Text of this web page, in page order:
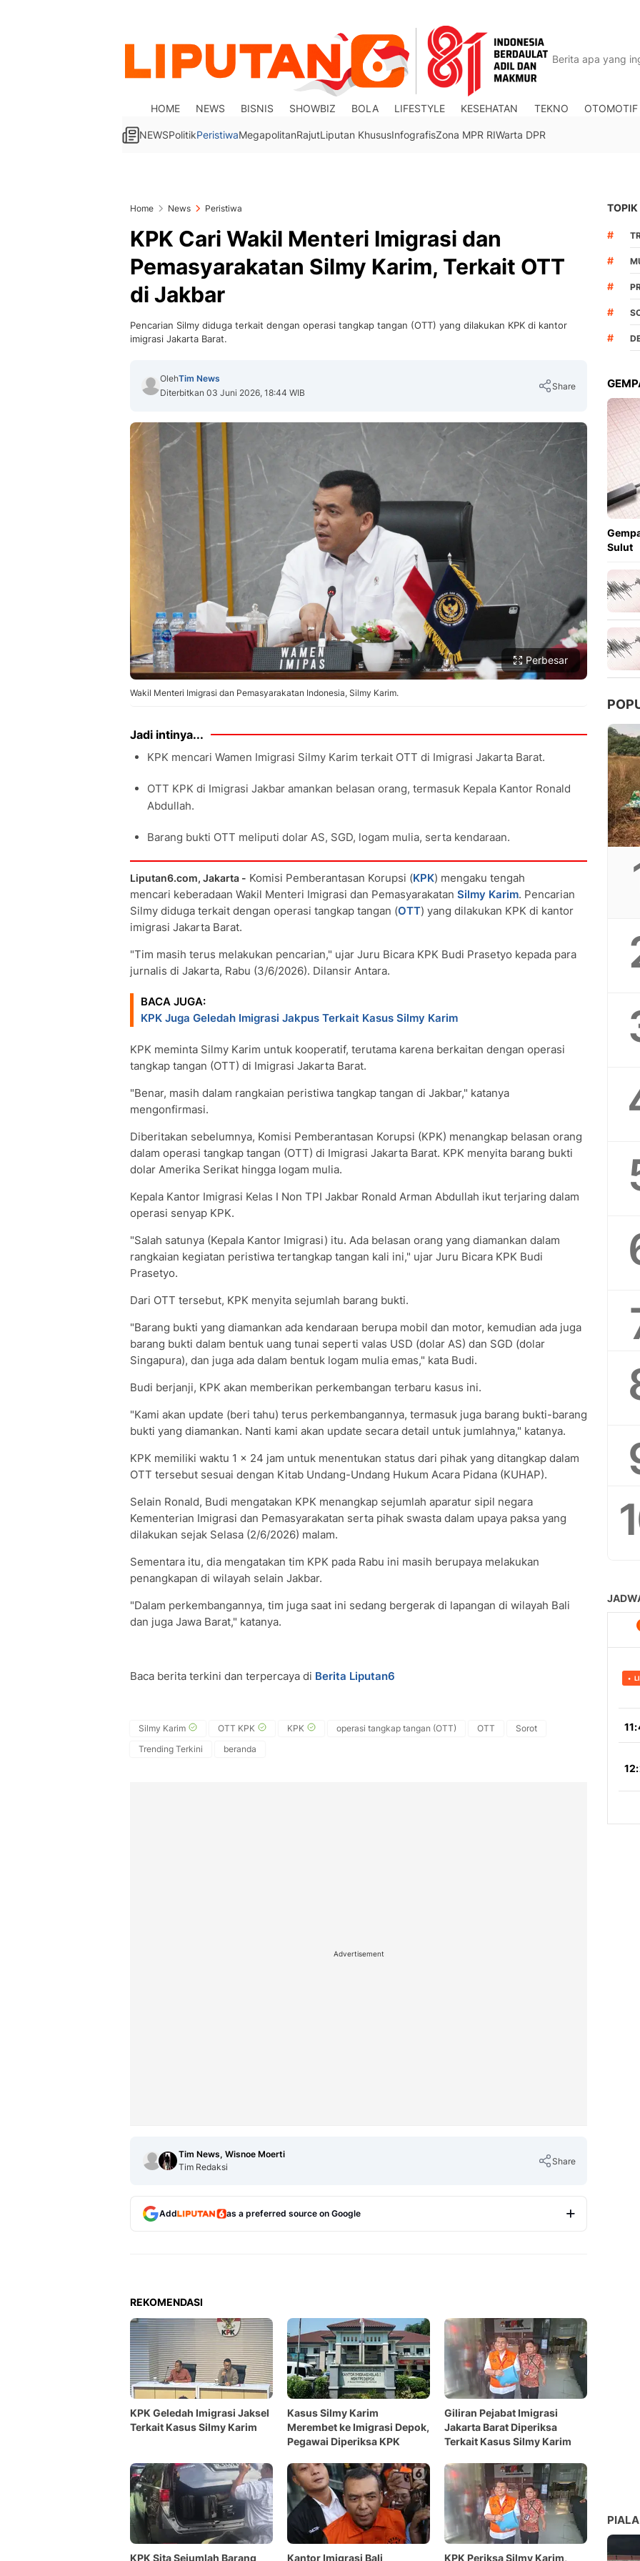
HOME NEWS BISNIS SHOWBIZ BOLA LIFESTYLE KESEHATAN TEKNO OTOMOTIF
NEWSPolitikPeristiwaMegapolitanRajutLiputan KhususInfografisZona MPR RIWarta DPR
Home News Peristiwa
KPK Cari Wakil Menteri Imigrasi dan
Pemasyarakatan Silmy Karim, Terkait OTT
di Jakbar
Pencarian Silmy diduga terkait dengan operasi tangkap tangan (OTT) yang dilakukan KPK di kantor
imigrasi Jakarta Barat.
OlehTim News
Diterbitkan 03 Juni 2026, 18:44 WIB
Share
Perbesar
Wakil Menteri Imigrasi dan Pemasyarakatan Indonesia, Silmy Karim.
Jadi intinya...
KPK mencari Wamen Imigrasi Silmy Karim terkait OTT di Imigrasi Jakarta Barat.
OTT KPK di Imigrasi Jakbar amankan belasan orang, termasuk Kepala Kantor Ronald
Abdullah.
Barang bukti OTT meliputi dolar AS, SGD, logam mulia, serta kendaraan.
Liputan6.com, Jakarta - Komisi Pemberantasan Korupsi (KPK) mengaku tengah
mencari keberadaan Wakil Menteri Imigrasi dan Pemasyarakatan Silmy Karim. Pencarian
Silmy diduga terkait dengan operasi tangkap tangan (OTT) yang dilakukan KPK di kantor
imigrasi Jakarta Barat.
"Tim masih terus melakukan pencarian," ujar Juru Bicara KPK Budi Prasetyo kepada para
jurnalis di Jakarta, Rabu (3/6/2026). Dilansir Antara.
BACA JUGA:
KPK Juga Geledah Imigrasi Jakpus Terkait Kasus Silmy Karim
KPK meminta Silmy Karim untuk kooperatif, terutama karena berkaitan dengan operasi
tangkap tangan (OTT) di Imigrasi Jakarta Barat.
"Benar, masih dalam rangkaian peristiwa tangkap tangan di Jakbar," katanya
mengonfirmasi.
Diberitakan sebelumnya, Komisi Pemberantasan Korupsi (KPK) menangkap belasan orang
dalam operasi tangkap tangan (OTT) di Imigrasi Jakarta Barat. KPK menyita barang bukti
dolar Amerika Serikat hingga logam mulia.
Kepala Kantor Imigrasi Kelas I Non TPI Jakbar Ronald Arman Abdullah ikut terjaring dalam
operasi senyap KPK.
"Salah satunya (Kepala Kantor Imigrasi) itu. Ada belasan orang yang diamankan dalam
rangkaian kegiatan peristiwa tertangkap tangan kali ini," ujar Juru Bicara KPK Budi
Prasetyo.
Dari OTT tersebut, KPK menyita sejumlah barang bukti.
"Barang bukti yang diamankan ada kendaraan berupa mobil dan motor, kemudian ada juga
barang bukti dalam bentuk uang tunai seperti valas USD (dolar AS) dan SGD (dolar
Singapura), dan juga ada dalam bentuk logam mulia emas," kata Budi.
Budi berjanji, KPK akan memberikan perkembangan terbaru kasus ini.
"Kami akan update (beri tahu) terus perkembangannya, termasuk juga barang bukti-barang
bukti yang diamankan. Nanti kami akan update secara detail untuk jumlahnya," katanya.
KPK memiliki waktu 1 x 24 jam untuk menentukan status dari pihak yang ditangkap dalam
OTT tersebut sesuai dengan Kitab Undang-Undang Hukum Acara Pidana (KUHAP).
Selain Ronald, Budi mengatakan KPK menangkap sejumlah aparatur sipil negara
Kementerian Imigrasi dan Pemasyarakatan serta pihak swasta dalam upaya paksa yang
dilakukan sejak Selasa (2/6/2026) malam.
Sementara itu, dia mengatakan tim KPK pada Rabu ini masih berupaya melakukan
penangkapan di wilayah selain Jakbar.
"Dalam perkembangannya, tim juga saat ini sedang bergerak di lapangan di wilayah Bali
dan juga Jawa Barat," katanya.
Baca berita terkini dan terpercaya di Berita Liputan6
Silmy Karim OTT KPK KPK operasi tangkap tangan (OTT) OTT
Sorot
Trending Terkini
beranda
Advertisement
Tim News, Wisnoe Moerti
Tim Redaksi
Share
Add as a preferred source on Google
REKOMENDASI
KPK Geledah Imigrasi Jaksel
Terkait Kasus Silmy Karim
Kasus Silmy Karim
Merembet ke Imigrasi Depok,
Pegawai Diperiksa KPK
Giliran Pejabat Imigrasi
Jakarta Barat Diperiksa
Terkait Kasus Silmy Karim
KPK Sita Sejumlah Barang Kantor Imigrasi Bali KPK Periksa Silmy Karim,
TOPIK
#
#
#
#
#
Sulut